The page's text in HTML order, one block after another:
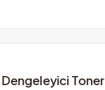
Toner